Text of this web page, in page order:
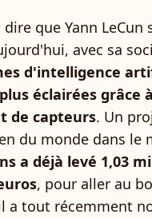
que Yann
avec sa
d'intelligence
éclairées grâce
de capteurs. Un
du monde dans le
a déjà levé 1,03
, pour aller au
a tout récemment